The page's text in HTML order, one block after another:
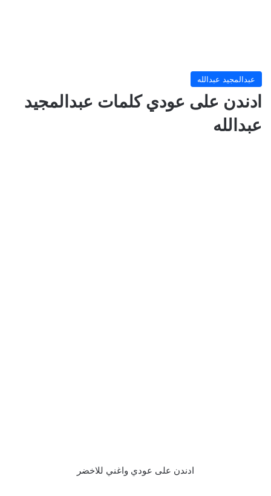
عبدالمجيد عبدالله
ادندن على عودي كلمات عبدالمجيد
عبدالله
ادندن على عودي واغني للاخضر